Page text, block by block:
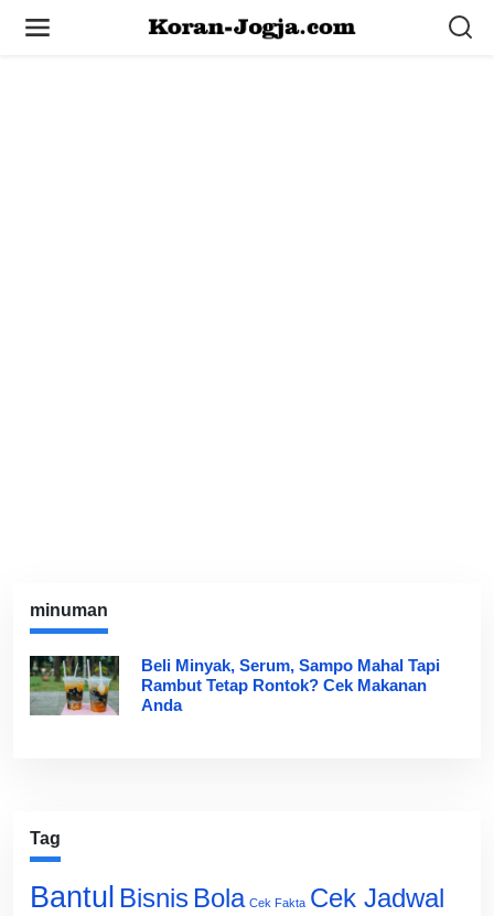
minuman
Beli Minyak, Serum, Sampo Mahal Tapi
Rambut Tetap Rontok? Cek Makanan
Anda
Tag
Bantul Bisnis Bola Cek Fakta Cek Jadwal